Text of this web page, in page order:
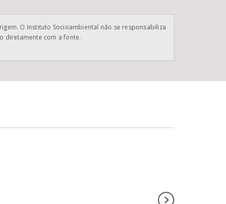
O Instituto Socioambiental não se responsabiliza
diretamente com a fonte.